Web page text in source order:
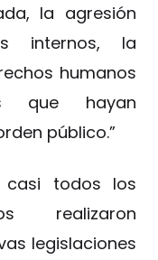
la agresión
internos, la
humanos
que hayan
público.”
casi todos los
realizaron
legislaciones